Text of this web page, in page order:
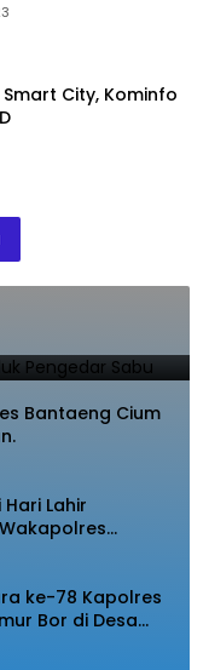
City, Kominfo
Bantaeng Cium
Lahir
Amanat Kepala
ke-78 Kapolres
Bor di Desa